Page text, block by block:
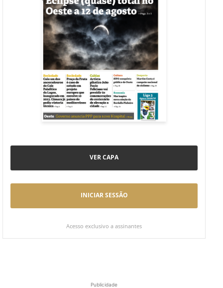
VER CAPA
INICIAR SESSÃO
Acesso exclusivo a assinantes
Publicidade